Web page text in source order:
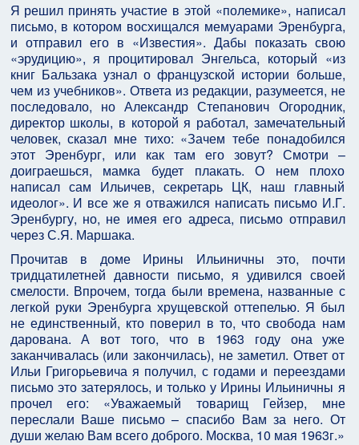
Я решил принять участие в этой «полемике», написал
письмо, в котором восхищался мемуарами Эренбурга,
и отправил его в «Известия». Дабы показать свою
«эрудицию», я процитировал Энгельса, который «из
книг Бальзака узнал о французской истории больше,
чем из учебников». Ответа из редакции, разумеется, не
последовало, но Александр Степанович Огородник,
директор школы, в которой я работал, замечательный
человек, сказал мне тихо: «Зачем тебе понадобился
этот Эренбург, или как там его зовут? Смотри –
доиграешься, мамка будет плакать. О нем плохо
написал сам Ильичев, секретарь ЦК, наш главный
идеолог». И все же я отважился написать письмо И.Г.
Эренбургу, но, не имея его адреса, письмо отправил
через С.Я. Маршака.
Прочитав в доме Ирины Ильиничны это, почти
тридцатилетней давности письмо, я удивился своей
смелости. Впрочем, тогда были времена, названные с
легкой руки Эренбурга хрущевской оттепелью. Я был
не единственный, кто поверил в то, что свобода нам
дарована. А вот того, что в 1963 году она уже
заканчивалась (или закончилась), не заметил. Ответ от
Ильи Григорьевича я получил, с годами и переездами
письмо это затерялось, и только у Ирины Ильиничны я
прочел его: «Уважаемый товарищ Гейзер, мне
переслали Ваше письмо – спасибо Вам за него. От
души желаю Вам всего доброго. Москва, 10 мая 1963г.»